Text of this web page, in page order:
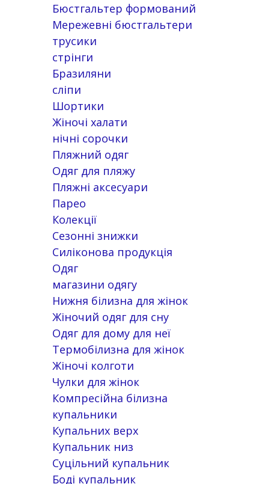
Бюстгальтер формований
Мережевні бюстгальтери
трусики
стрінги
Бразиляни
сліпи
Шортики
Жіночі халати
нічні сорочки
Пляжний одяг
Одяг для пляжу
Пляжні аксесуари
Парео
Колекції
Сезонні знижки
Силіконова продукція
Одяг
магазини одягу
Нижня білизна для жінок
Жіночий одяг для сну
Одяг для дому для неї
Термобілизна для жінок
Жіночі колготи
Чулки для жінок
Компресійна білизна
купальники
Купальних верх
Купальник низ
Суцільний купальник
Боді купальник